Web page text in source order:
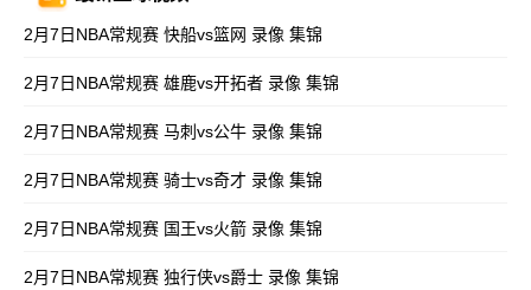
2月7日NBA常规赛 快船vs篮网 录像 集锦
2月7日NBA常规赛 雄鹿vs开拓者 录像 集锦
2月7日NBA常规赛 马刺vs公牛 录像 集锦
2月7日NBA常规赛 骑士vs奇才 录像 集锦
2月7日NBA常规赛 国王vs火箭 录像 集锦
2月7日NBA常规赛 独行侠vs爵士 录像 集锦